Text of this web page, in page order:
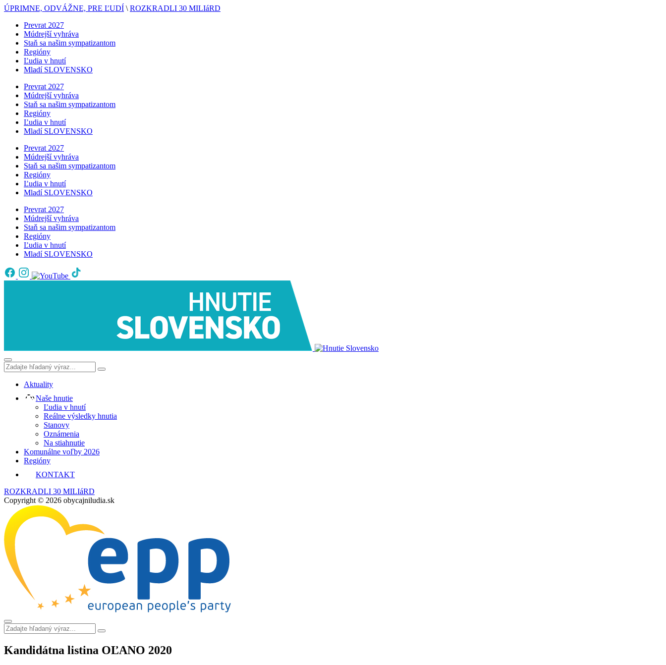
ÚPRIMNE, ODVÁŽNE, PRE ĽUDÍ \ ROZKRADLI 30 MILIáRD
Prevrat 2027
Múdrejší vyhráva
Staň sa našim sympatizantom
Regióny
Ľudia v hnutí
Mladí SLOVENSKO
Prevrat 2027
Múdrejší vyhráva
Staň sa našim sympatizantom
Regióny
Ľudia v hnutí
Mladí SLOVENSKO
Prevrat 2027
Múdrejší vyhráva
Staň sa našim sympatizantom
Regióny
Ľudia v hnutí
Mladí SLOVENSKO
Prevrat 2027
Múdrejší vyhráva
Staň sa našim sympatizantom
Regióny
Ľudia v hnutí
Mladí SLOVENSKO
Aktuality
Naše hnutie
Ľudia v hnutí
Reálne výsledky hnutia
Stanovy
Oznámenia
Na stiahnutie
Komunálne voľby 2026
Regióny
KONTAKT
ROZKRADLI 30 MILIáRD
Copyright © 2026 obycajniludia.sk
Kandidátna listina OĽANO 2020